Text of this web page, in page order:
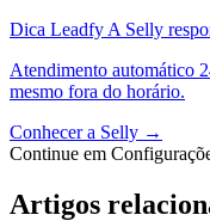
Dica Leadfy A Selly
Atendimento automático
mesmo fora do horário.
Conhecer a Selly →
Continue em
Artigos